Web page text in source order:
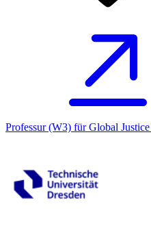
Professur (W3) für Global